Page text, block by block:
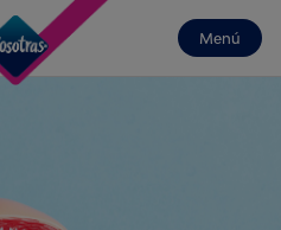
Menú